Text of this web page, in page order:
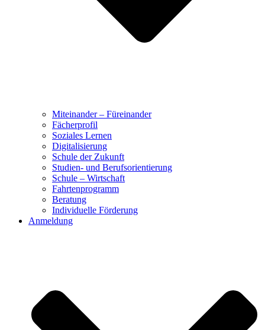
Miteinander – Füreinander
Fächerprofil
Soziales Lernen
Digitalisierung
Schule der Zukunft
Studien- und Berufsorientierung
Schule – Wirtschaft
Fahrtenprogramm
Beratung
Individuelle Förderung
Anmeldung